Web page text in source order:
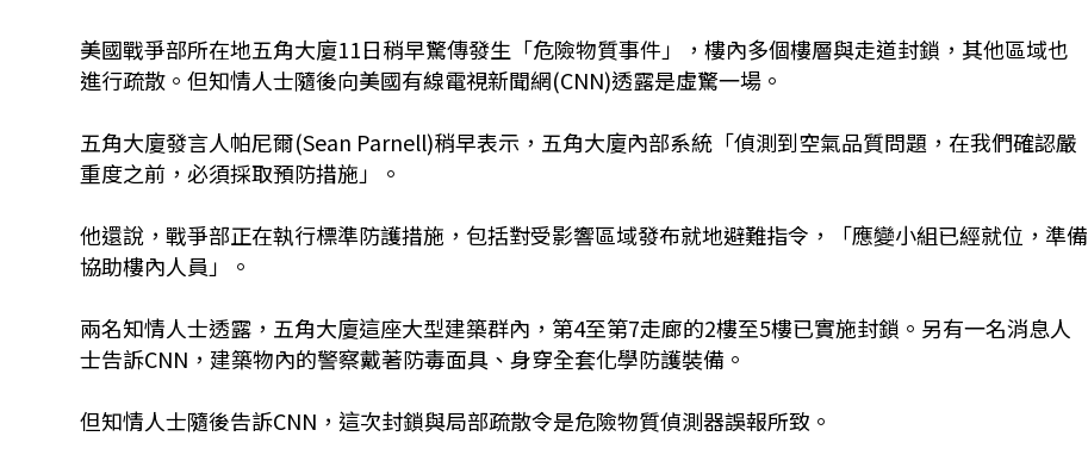
美國戰爭部所在地五角大廈11日稍早驚傳發生「危險物質事件」，樓內多個樓層與走道封鎖，其他區域也
進行疏散。但知情人士隨後向美國有線電視新聞網(CNN)透露是虛驚一場。
五角大廈發言人帕尼爾(Sean Parnell)稍早表示，五角大廈內部系統「偵測到空氣品質問題，在我們確認嚴
重度之前，必須採取預防措施」。
他還說，戰爭部正在執行標準防護措施，包括對受影響區域發布就地避難指令，「應變小組已經就位，準備
協助樓內人員」。
兩名知情人士透露，五角大廈這座大型建築群內，第4至第7走廊的2樓至5樓已實施封鎖。另有一名消息人
士告訴CNN，建築物內的警察戴著防毒面具、身穿全套化學防護裝備。
但知情人士隨後告訴CNN，這次封鎖與局部疏散令是危險物質偵測器誤報所致。